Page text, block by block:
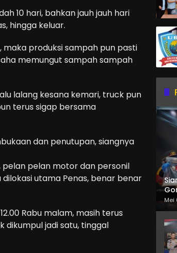
10 hari, bahkan jauh jauh hari
hingga keluar.
produksi sampah pun pasti
memungut sampah sampah
lalang kesana kemari, truck pun
terus sigap bersama
dan penutupan, siangnya
pelan pelan motor dan personil
utama Penas, benar benar
Rabu malam, masih terus
dikumpul jadi satu, tinggal
Mei